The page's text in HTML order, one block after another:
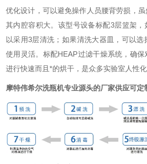
优化设计，可以避免操作人员腰背劳损，
其内腔容积大。该型号设备标配3层篮架
以采用3层清洗；如果清洗大器皿，可以选
使用灵活。标配HEAP过滤干燥系统，确
进行快速而且*的烘干，是众多实验室人性化
摩特伟希尔洗瓶机专业源头的厂家供应可定